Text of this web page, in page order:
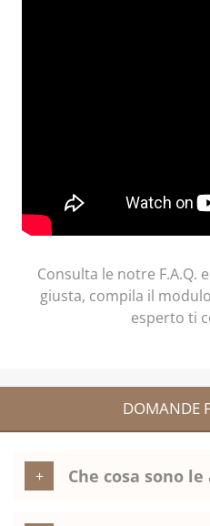
Consulta le notre F.A.Q.
giusta, compila il
esperto ti
DOMANDE
Che cosa sono